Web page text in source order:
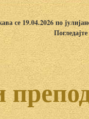
се 19.04.2026 по